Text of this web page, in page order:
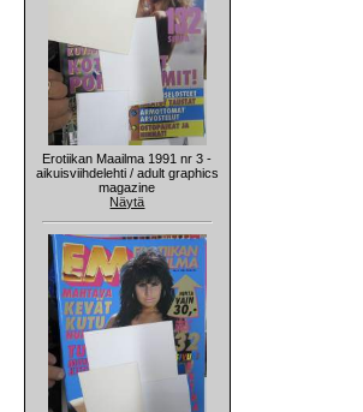
Erotiikan Maailma 1991 nr 3 -
aikuisviihdelehti / adult graphics
magazine
Näytä